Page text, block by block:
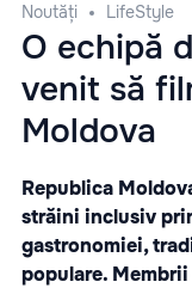
Noutăți LifeStyle
O echipă
venit să
Moldova
Republica
străini inclusiv
gastronomiei,
populare.